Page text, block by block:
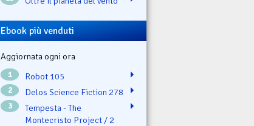
Ebook più venduti
Aggiornata ogni ora
1 Robot 105
2 Delos Science Fiction 278
3
Tempesta - The
Montecristo Project / 2